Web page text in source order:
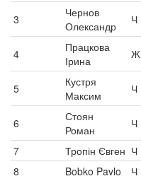
3
Чернов
Олександр
Ч
4
Працкова
Ірина
Ж
5
Кустря
Максим
Ч
6
Стоян
Роман
Ч
7
Тропін Євген Ч
8
Bobko Pavlo Ч